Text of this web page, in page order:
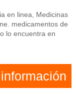
en linea, Medicinas
medicamentos de
lo encuentra en